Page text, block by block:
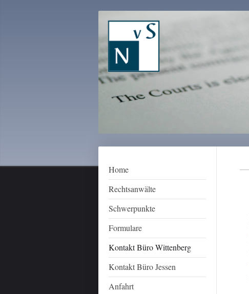
Home
Rechtsanwälte
Schwerpunkte
Formulare
Kontakt Büro Wittenberg
Kontakt Büro Jessen
Anfahrt